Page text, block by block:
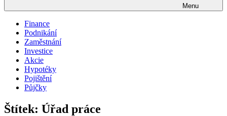
Menu
Finance
Podnikání
Zaměstnání
Investice
Akcie
Hypotéky
Pojištění
Půjčky
Štítek: Úřad práce